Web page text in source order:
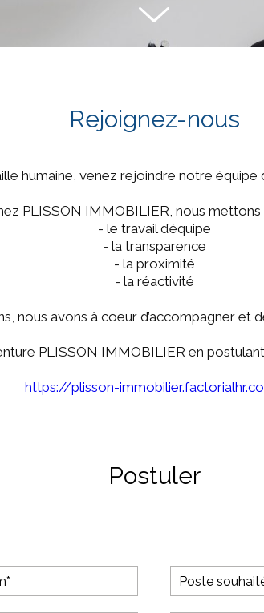
Rejoignez-nous
humaine, venez rejoindre notre
PLISSON IMMOBILIER, nous mettons
- le travail d’équipe
- la transparence
- la proximité
- la réactivité
nous avons à coeur d’accompagner et
PLISSON IMMOBILIER en
https://plisson-
Postuler